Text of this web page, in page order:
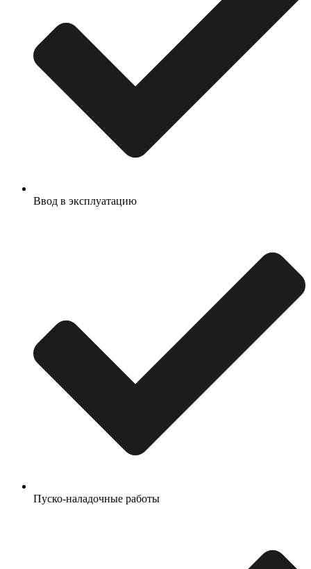
Ввод в эксплуатацию
Пуско-наладочные работы